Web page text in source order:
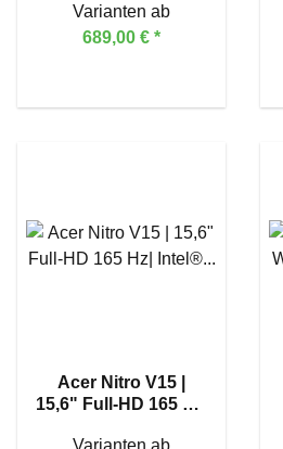
Varianten ab
689,00 € *
Acer Nitro V15 |
15,6" Full-HD 165 Hz|
Varianten ab